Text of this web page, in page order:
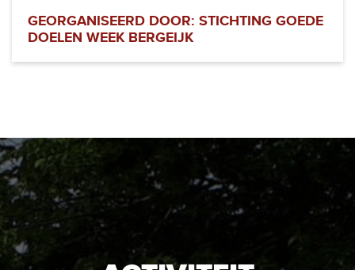
GEORGANISEERD DOOR: STICHTING GOEDE
DOELEN WEEK BERGEIJK